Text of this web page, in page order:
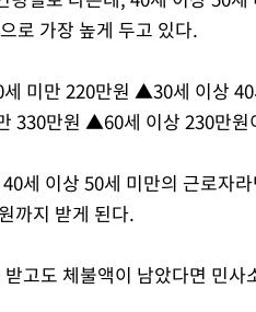
로 가장 높게 두고 있다.
미만 220만원 ▲30세 이상
330만원 ▲60세 이상 230만원
세 이상 50세 미만의 근로자
까지 받게 된다.
고도 체불액이 남았다면 민사